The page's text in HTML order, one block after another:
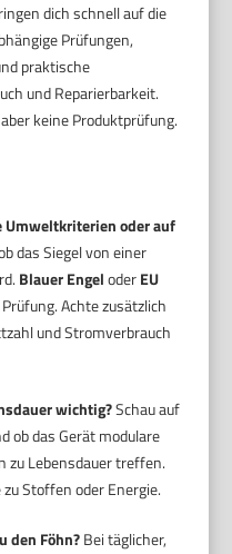
dich schnell auf die
Prüfungen,
praktische
und Reparierbarkeit.
keine Produktprüfung.
Umweltkriterien oder auf
das Siegel von einer
Blauer EngeloderEU
Achte zusätzlich
und Stromverbrauch
wichtig?Schau auf
ob das Gerät modulare
zu Lebensdauer treffen.
Stoffen oder Energie.
den Föhn?Bei täglicher,